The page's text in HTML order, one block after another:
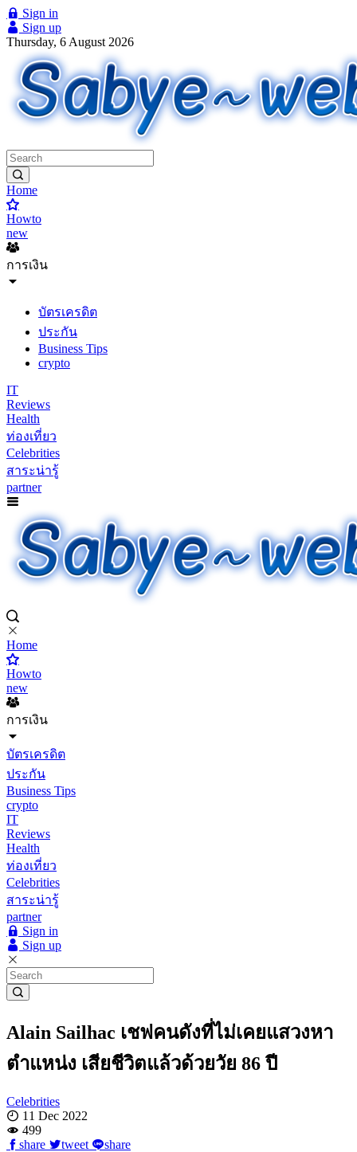
Sign in
Sign up
Thursday, 6 August 2026
Home
Howto
new
การเงิน
บัตรเครดิต
ประกัน
Business Tips
crypto
IT
Reviews
Health
ท่องเที่ยว
Celebrities
สาระน่ารู้
partner
Home
Howto
new
การเงิน
บัตรเครดิต
ประกัน
Business Tips
crypto
IT
Reviews
Health
ท่องเที่ยว
Celebrities
สาระน่ารู้
partner
Sign in
Sign up
Alain Sailhac เชฟคนดังที่ไม่เคยแสวงหา
ตำแหน่ง เสียชีวิตแล้วด้วยวัย 86 ปี
Celebrities
11 Dec 2022
499
share
tweet
share